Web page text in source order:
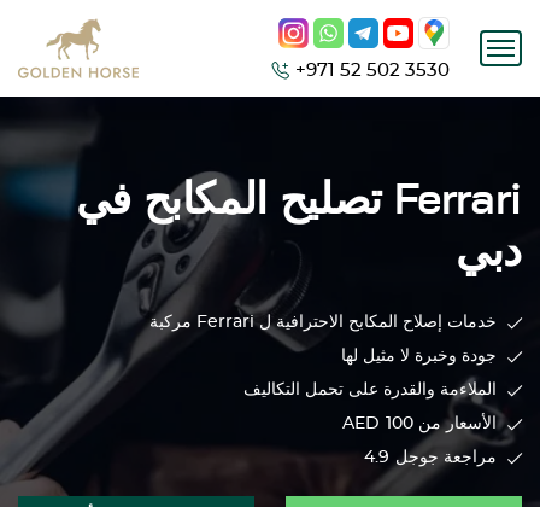
+971 52 502 3530
Ferrari تصليح المكابح في
دبي
خدمات إصلاح المكابح الاحترافية لFerrari مركبة
جودة وخبرة لا مثيل لها
الملاءمة والقدرة على تحمل التكاليف
الأسعار من 100
AED
مراجعة جوجل 4.9